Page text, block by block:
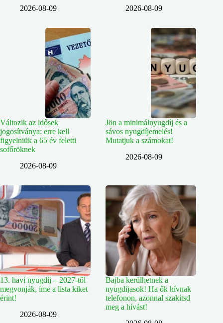
2026-08-09
2026-08-09
Változik az idősek
jogosítványa: erre kell
figyelniük a 65 év feletti
sofőröknek
2026-08-09
Jön a minimálnyugdíj és a
sávos nyugdíjemelés!
Mutatjuk a számokat!
2026-08-09
13. havi nyugdíj – 2027-től
megvonják, íme a lista kiket
érint!
2026-08-09
Bajba kerülhetnek a
nyugdíjasok! Ha ők hívnak
telefonon, azonnal szakítsd
meg a hívást!